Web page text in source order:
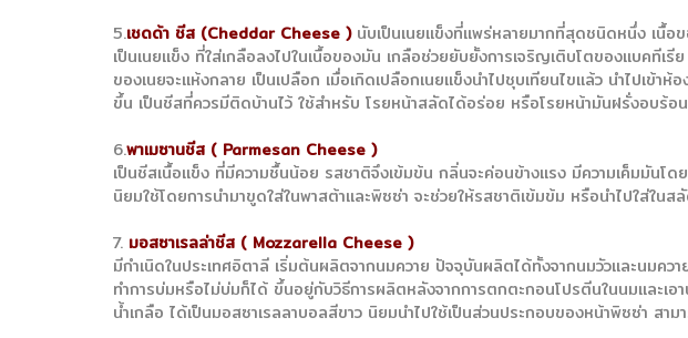
5.เชดด้า ชีส (Cheddar Cheese )นับเป็นเนยแข็งที่แพร่หลายมากที่สุดชนิดหนึ่ง เนื้อข
เป็นเนยแข็ง ที่ใส่เกลือลงไปในเนื้อของมัน เกลือช่วยยับยั้งการเจริญเติบโตของแบคที
ของเนยจะแห้งกลาย เป็นเปลือก เมื่อเกิดเปลือกเนยแข็งนำไปชุบเทียนไขแล้ว นำไปเข้
ขึ้น เป็นชีสที่ควรมีติดบ้านไว้ ใช้สำหรับ โรยหน้าสลัดได้อร่อย หรือโรยหน้ามันฝรั่งอบร้อ
6.พาเมซานชีส ( Parmesan Cheese )
เป็นชีสเนื้อแข็ง ที่มีความชื้นน้อย รสชาติจึงเข้มข้น กลิ่นจะค่อนข้างแรง มีความเค็มมัน
นิยมใช้โดยการนำมาขูดใส่ในพาสต้าและพิซซ่า จะช่วยให้รสชาติเข้มข้ม หรือนำไปใส่ในส
7. มอสซาเรลล่าชีส ( Mozzarella Cheese )
มีกำเนิดในประเทศอิตาลี เริ่มต้นผลิตจากนมควาย ปัจจุบันผลิตได้ทั้งจากนมวัวและนมค
ทำการบ่มหรือไม่บ่มก็ได้ ขึ้นอยู่กับวิธีการผลิตหลังจากการตกตะกอนโปรตีนในนมและเ
น้ำเกลือ ได้เป็นมอสซาเรลลาบอลสีขาว นิยมนำไปใช้เป็นส่วนประกอบของหน้าพิซซ่า สา